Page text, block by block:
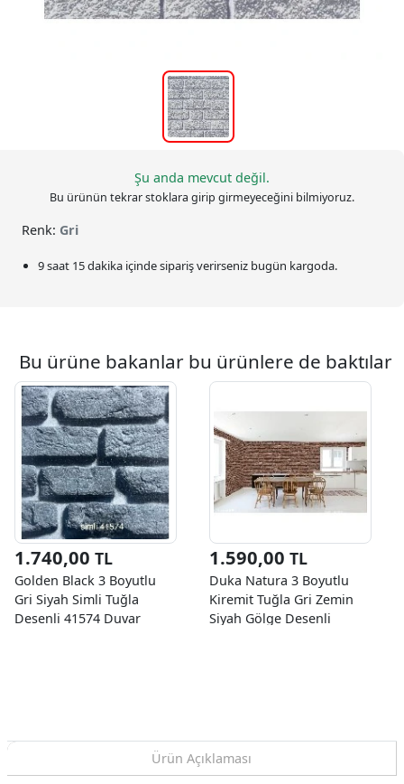
Şu anda mevcut değil.
Bu ürünün tekrar stoklara girip girmeyeceğini bilmiyoruz.
Renk: Gri
9 saat 15 dakika içinde sipariş verirseniz bugün kargoda.
Bu ürüne bakanlar bu ürünlere de baktılar
1.740,00 TL
Golden Black 3 Boyutlu
Gri Siyah Simli Tuğla
Desenli 41574 Duvar
1.590,00 TL
Duka Natura 3 Boyutlu
Kiremit Tuğla Gri Zemin
Siyah Gölge Desenli
Ürün Açıklaması